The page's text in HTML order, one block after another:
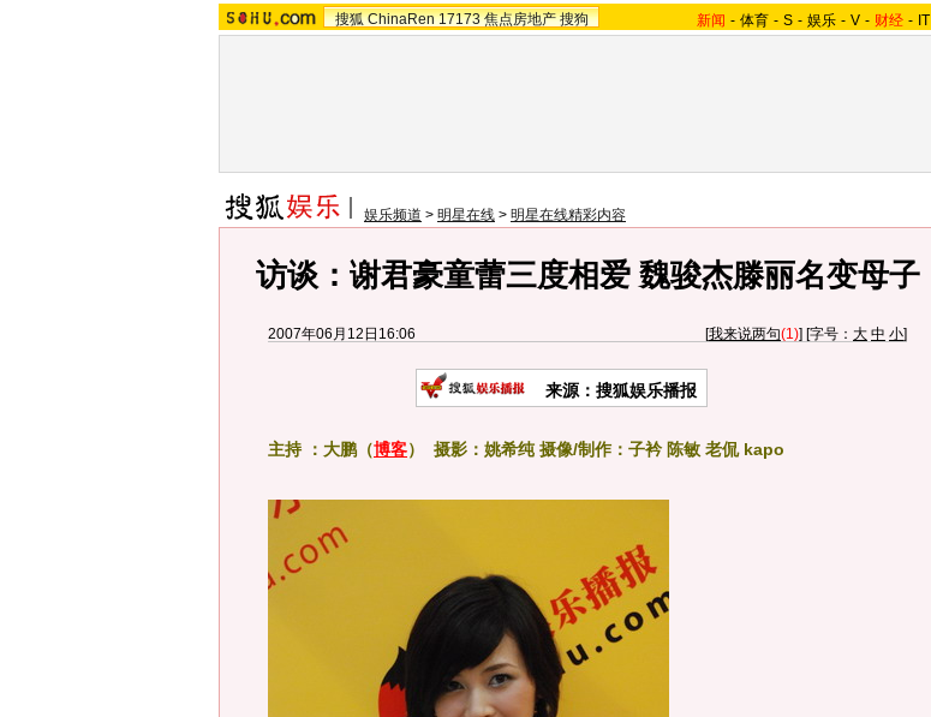
搜狐 ChinaRen 17173 焦点房地产 搜狗 新闻 - 体育 - S - 娱乐 - V - 财经 - IT
娱乐频道 > 明星在线 > 明星在线精彩内容
访谈：谢君豪童蕾三度相爱 魏骏杰滕丽名变母子
2007年06月12日16:06 [我来说两句(1)] [字号： 大 中 小]
来源：搜狐娱乐播报
主持 ：大鹏（博客） 摄影：姚希纯 摄像/制作：子衿 陈敏 老侃 kapo